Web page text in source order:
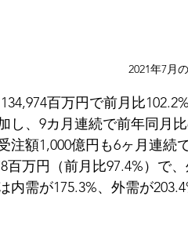
2021年7月
百万円で前月比
し、9カ月連続で前年同月
注額1,000億円も6ヶ月連続
万円（前月比97.4%）で、
内需が175.3%、外需が